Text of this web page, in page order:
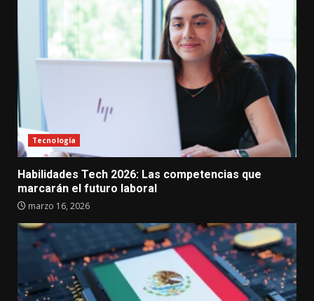
Tecnología
Habilidades Tech 2026: Las competencias que
marcarán el futuro laboral
marzo 16, 2026